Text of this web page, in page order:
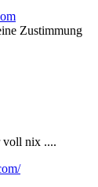
Zustimmung
voll nix ....